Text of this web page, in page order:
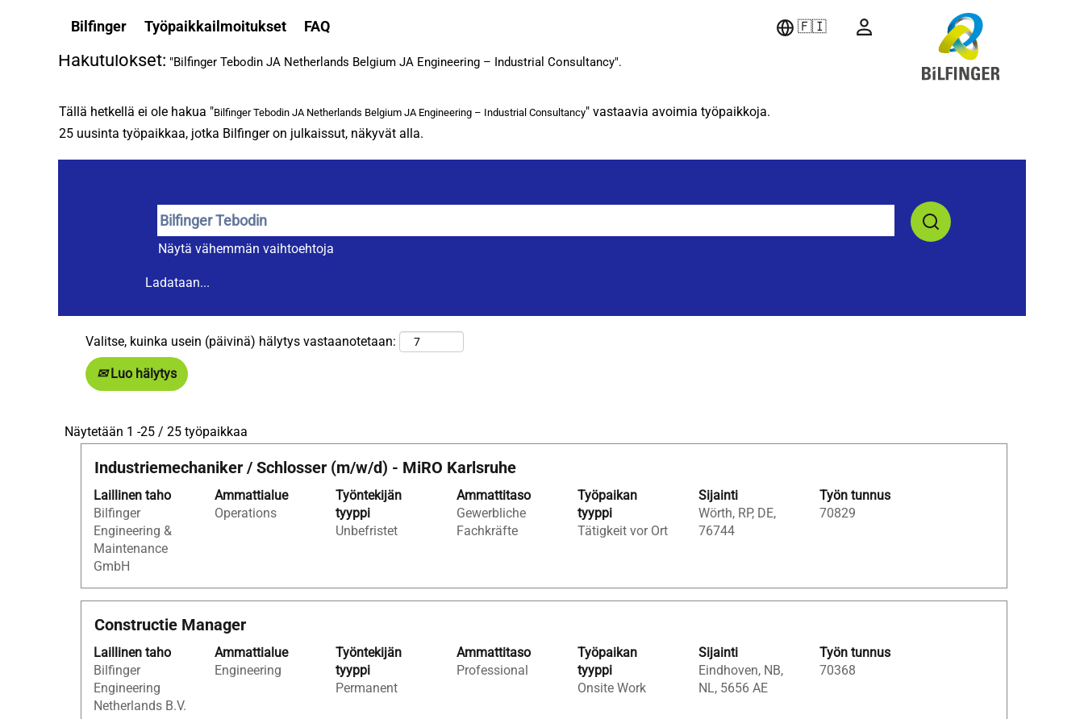
Bilfinger Työpaikkailmoitukset FAQ 🇫🇮
Etusivu Bilfinger Tebodin JA Netherlands Belgium, Bilfinger
Hakutulokset: "Bilfinger Tebodin JA Netherlands Belgium JA Engineering – Industrial Consultancy".
Tällä hetkellä ei ole hakua "Bilfinger Tebodin JA Netherlands Belgium JA Engineering – Industrial Consultancy" vastaavia avoimia työpaikkoja.
25 uusinta työpaikkaa, jotka Bilfinger on julkaissut, näkyvät alla.
Näytä vähemmän vaihtoehtoja
Ladataan...
Valitse, kuinka usein (päivinä) hälytys vastaanotetaan:
Luo hälytys
Näytetään 1 -25 / 25 työpaikkaa
"Bilfinger
Tebodin
Netherlands
Belgium
Industrial
1
-25
/
Ammattinimike
Industriemechaniker / Schlosser (m/w/d) - MiRO Karlsruhe
Laillinen taho
Bilfinger
Engineering &
Maintenance
GmbH
Ammattialue
Operations
Työntekijän
tyyppi
Unbefristet
Ammattitaso
Gewerbliche
Fachkräfte
Työpaikan
tyyppi
Tätigkeit vor Ort
Sijainti
Wörth, RP, DE,
76744
Työn tunnus
70829
Valitse
jos
haluat
nähdä
työpaikan
kaikki
tiedot.
Ammattinimike
Constructie Manager
Laillinen taho
Bilfinger
Engineering
Netherlands B.V.
Ammattialue
Engineering
Työntekijän
tyyppi
Permanent
Ammattitaso
Professional
Työpaikan
tyyppi
Onsite Work
Sijainti
Eindhoven, NB,
NL, 5656 AE
Työn tunnus
70368
Valitse
jos
haluat
nähdä
työpaikan